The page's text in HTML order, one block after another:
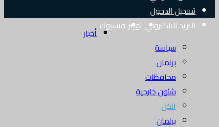
تسجيل الدخول
البريد الالكتروني تويتر فيسبوك
أخبار
سياسة
برلمان
محافظات
شئون خارجية
الكل
برلمان